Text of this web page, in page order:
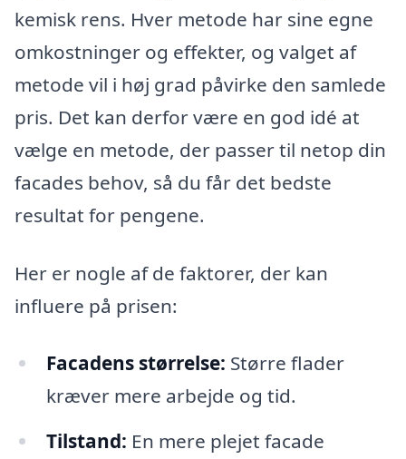
kemisk rens. Hver metode har sine egne
omkostninger og effekter, og valget af
metode vil i høj grad påvirke den samlede
pris. Det kan derfor være en god idé at
vælge en metode, der passer til netop din
facades behov, så du får det bedste
resultat for pengene.
Her er nogle af de faktorer, der kan
influere på prisen:
Facadens størrelse: Større flader
kræver mere arbejde og tid.
Tilstand: En mere plejet facade